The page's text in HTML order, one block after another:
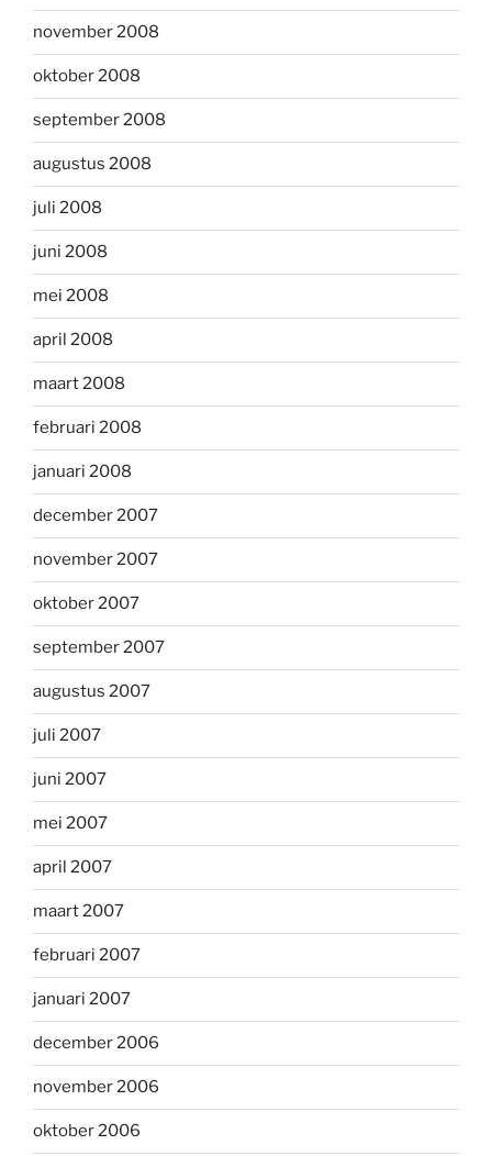
november 2008
oktober 2008
september 2008
augustus 2008
juli 2008
juni 2008
mei 2008
april 2008
maart 2008
februari 2008
januari 2008
december 2007
november 2007
oktober 2007
september 2007
augustus 2007
juli 2007
juni 2007
mei 2007
april 2007
maart 2007
februari 2007
januari 2007
december 2006
november 2006
oktober 2006